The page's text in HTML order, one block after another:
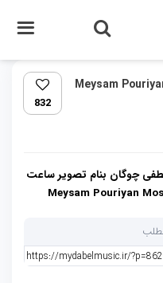
Meysam
832
چوگان بنام تصویر ساعت
Meysam Pouriyan